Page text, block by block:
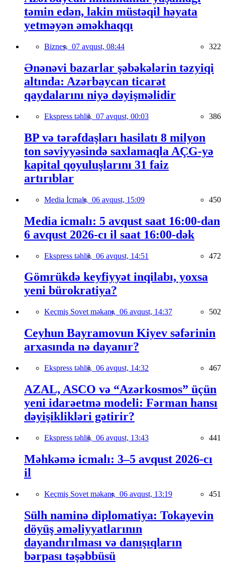
təmin edən, lakin müstəqil həyata
yetməyən əməkhaqqı
Biznes, 07 avqust, 08:44 322
Ənənəvi bazarlar şəbəkələrin təzyiqi
altında: Azərbaycan ticarət
qaydalarını niyə dəyişməlidir
Ekspress təhlil, 07 avqust, 00:03 386
BP və tərəfdaşları hasilatı 8 milyon
ton səviyyəsində saxlamaqla AÇG-yə
kapital qoyuluşlarını 31 faiz
artırıblar
Media İcmalı, 06 avqust, 15:09 450
Media icmalı: 5 avqust saat 16:00-dan
6 avqust 2026-cı il saat 16:00-dək
Ekspress təhlil, 06 avqust, 14:51 472
Gömrükdə keyfiyyət inqilabı, yoxsa
yeni bürokratiya?
Keçmiş Sovet məkanı, 06 avqust, 14:37 502
Ceyhun Bayramovun Kiyev səfərinin
arxasında nə dayanır?
Ekspress təhlil, 06 avqust, 14:32 467
AZAL, ASCO və “Azərkosmos” üçün
yeni idarəetmə modeli: Fərman hansı
dəyişiklikləri gətirir?
Ekspress təhlil, 06 avqust, 13:43 441
Məhkəmə icmalı: 3–5 avqust 2026-cı
il
Keçmiş Sovet məkanı, 06 avqust, 13:19 451
Sülh naminə diplomatiya: Tokayevin
döyüş əməliyyatlarının
dayandırılması və danışıqların
bərpası təşəbbüsü